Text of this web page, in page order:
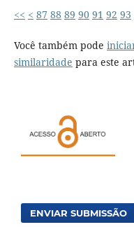
<< < 87 88 89 90 91 92 93
Você também pode
similaridade para este
ENVIAR SUBMISSÃO